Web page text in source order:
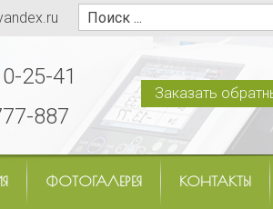
25-41
887
Заказать
ФОТОГАЛЕРЕЯ КОНТАКТЫ